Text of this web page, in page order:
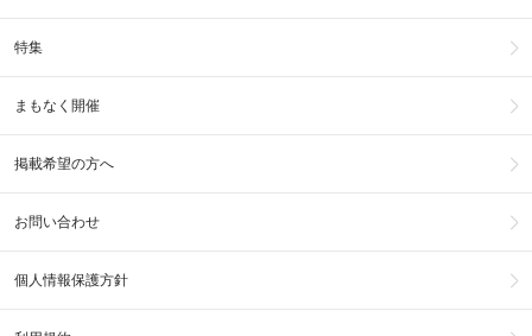
特集
まもなく開催
掲載希望の方へ
お問い合わせ
個人情報保護方針